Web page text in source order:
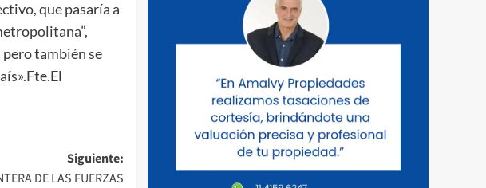
que pasaría a
también se
Siguiente:
DE LAS FUERZAS